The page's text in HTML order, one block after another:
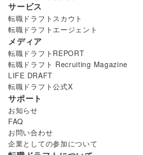
サービス
転職ドラフトスカウト
転職ドラフトエージェント
メディア
転職ドラフトREPORT
転職ドラフト Recruiting Magazine
LIFE DRAFT
転職ドラフト公式X
サポート
お知らせ
FAQ
お問い合わせ
企業としての参加について